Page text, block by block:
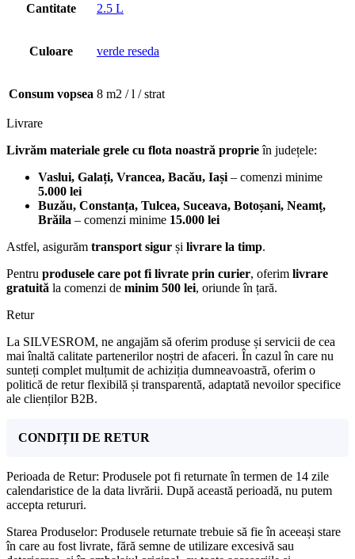
Cantitate 2.5 L
Culoare verde reseda
Consum vopsea 8 m2 / l / strat
Livrare
Livrăm materiale grele cu flota noastră proprieîn județele:
Vaslui, Galați, Vrancea, Bacău, Iași– comenzi minime
5.000 lei
Buzău, Constanța, Tulcea, Suceava, Botoșani, Neamț,
Brăila – comenzi minime 15.000 lei
Astfel, asigurăm transport sigur și livrare la timp.
Pentru produsele care pot fi livrate prin curier, oferim livrare
gratuită la comenzi de minim 500 lei, oriunde în țară.
Retur
La SILVESROM, ne angajăm să oferim produse și servicii de cea
mai înaltă calitate partenerilor noștri de afaceri. În cazul în care nu
sunteți complet mulțumit de achiziția dumneavoastră, oferim o
politică de retur flexibilă și transparentă, adaptată nevoilor specifice
ale clienților B2B.
CONDIȚII DE RETUR
Perioada de Retur: Produsele pot fi returnate în termen de 14 zile
calendaristice de la data livrării. După această perioadă, nu putem
accepta retururi.
Starea Produselor: Produsele returnate trebuie să fie în aceeași stare
în care au fost livrate, fără semne de utilizare excesivă sau